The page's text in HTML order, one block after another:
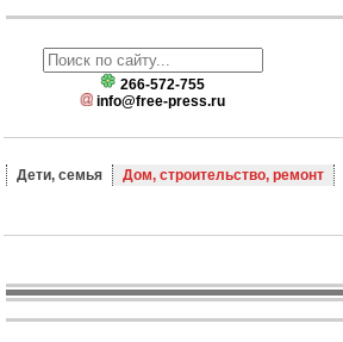
266-572-755
info@free-press.ru
Дети, семья Дом, строительство, ремонт